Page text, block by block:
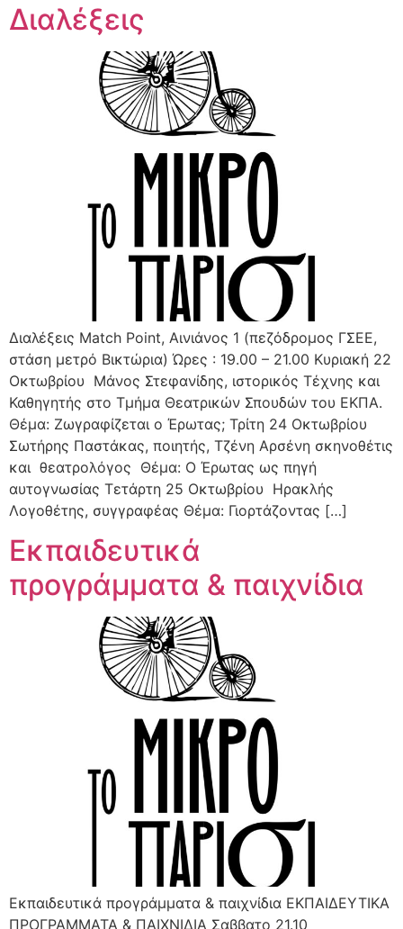
Διαλέξεις
Διαλέξεις Match Point, Αινιάνος 1 (πεζόδρομος ΓΣΕΕ,
στάση μετρό Βικτώρια) Ώρες : 19.00 – 21.00 Κυριακή 22
Οκτωβρίου Μάνος Στεφανίδης, ιστορικός Τέχνης και
Καθηγητής στο Τμήμα Θεατρικών Σπουδών του ΕΚΠΑ.
Θέμα: Ζωγραφίζεται ο Έρωτας; Τρίτη 24 Οκτωβρίου
Σωτήρης Παστάκας, ποιητής, Τζένη Αρσένη σκηνοθέτις
και θεατρολόγος Θέμα: Ο Έρωτας ως πηγή
αυτογνωσίας Τετάρτη 25 Οκτωβρίου Ηρακλής
Λογοθέτης, συγγραφέας Θέμα: Γιορτάζοντας […]
Εκπαιδευτικά
προγράμματα & παιχνίδια
Εκπαιδευτικά προγράμματα & παιχνίδια ΕΚΠΑΙΔΕΥΤΙΚΑ
ΠΡΟΓΡΑΜΜΑΤΑ & ΠΑΙΧΝΙΔΙΑ Σαββατο 21.10